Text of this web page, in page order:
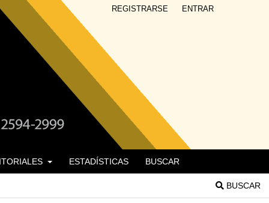
ESTADÍSTICAS BUSCAR
BUSCAR
REGISTRARSE ENTRAR